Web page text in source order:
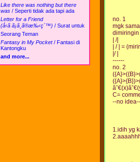
Like there was nothing but there
was / Seperti tidak ada tapi ada
Letter for a Friend
(å‹ã ã¡ã¸ã®æ‰‹ç´™) / Surat untuk
Seorang Teman
Fantasy in My Pocket/ Fantasi di
Kantongku
and more...
no. 1
mgk
dimiringin
| /|
| / | =
|/ |
------
no. 2
C=
--no idea--
1.idih yg